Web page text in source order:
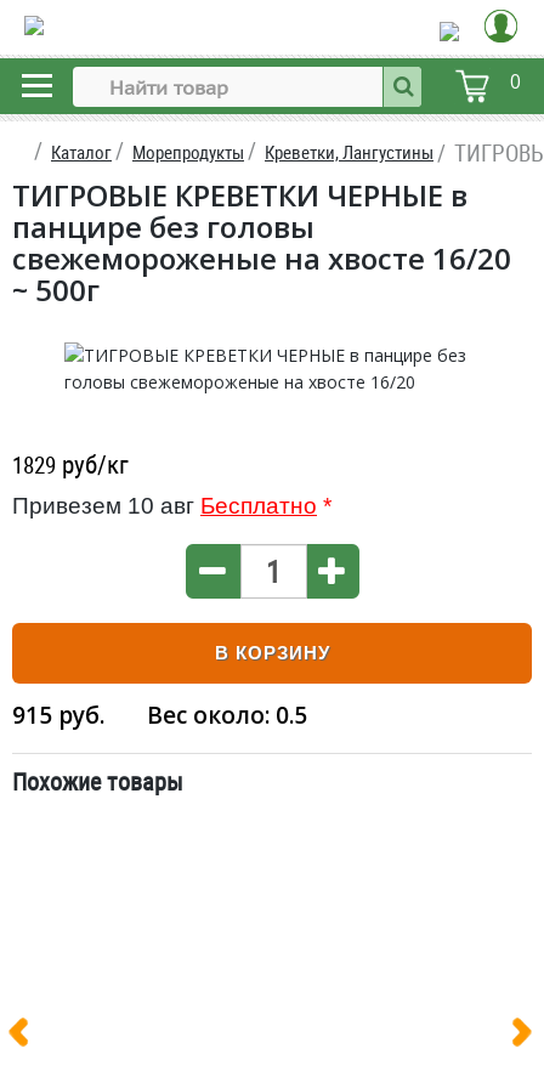
0
Каталог Морепродукты Креветки, Лангустины
ТИГРОВЫЕ КРЕВЕТКИ ЧЕРНЫЕ в
панцире без головы
свежемороженые на хвосте 16/20
~ 500г
1829 руб/кг
Привезем 10 авг Бесплатно *
В КОРЗИНУ
915 руб. Вес около: 0.5
Похожие товары